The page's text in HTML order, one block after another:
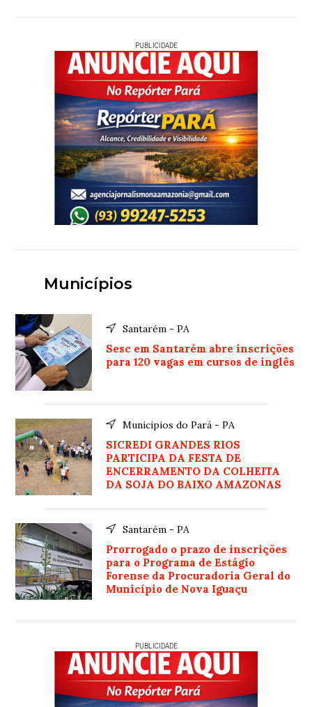
PUBLICIDADE
Municípios
Santarém - PA
Sesc em Santarém abre inscrições
para 120 vagas em cursos de inglês
Municipios do Pará - PA
SICREDI GRANDES RIOS
PARTICIPA DA FESTA DE
ENCERRAMENTO DA COLHEITA
DA SOJA DO BAIXO AMAZONAS
Santarém - PA
Prorrogado o prazo de inscrições
para o Programa de Estágio
Forense da Procuradoria Geral do
Município de Nova Iguaçu
PUBLICIDADE